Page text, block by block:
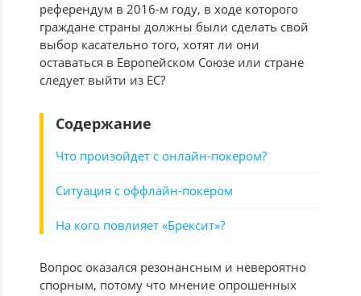
референдум в 2016-м году, в ходе которого
граждане страны должны были сделать свой
выбор касательно того, хотят ли они
оставаться в Европейском Союзе или стране
следует выйти из ЕС?
Содержание
Что произойдет с онлайн-покером?
Ситуация с оффлайн-покером
На кого повлияет «Брексит»?
Вопрос оказался резонансным и невероятно
спорным, потому что мнение опрошенных